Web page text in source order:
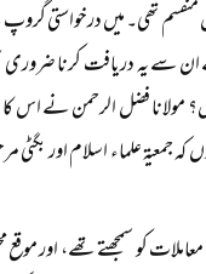
تھی۔ میں درخواستی
سے یہ دریافت کرنا ضروری
مولانا فضل الرحمن نے
کہ جمعیۃ علماء اسلام اور
کو سمجھتے تھے، اور